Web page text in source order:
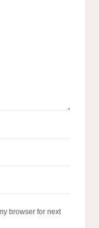
browser for next